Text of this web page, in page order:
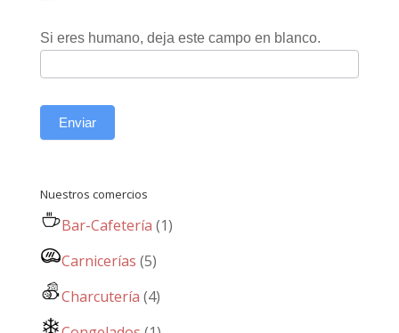
Si eres humano, deja este campo en blanco.
Enviar
Nuestros comercios
Bar-Cafetería (1)
Carnicerías (5)
Charcutería (4)